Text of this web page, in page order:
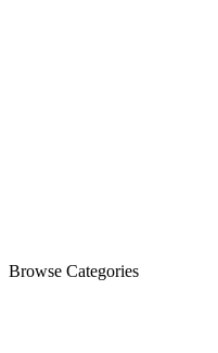
Browse Categories